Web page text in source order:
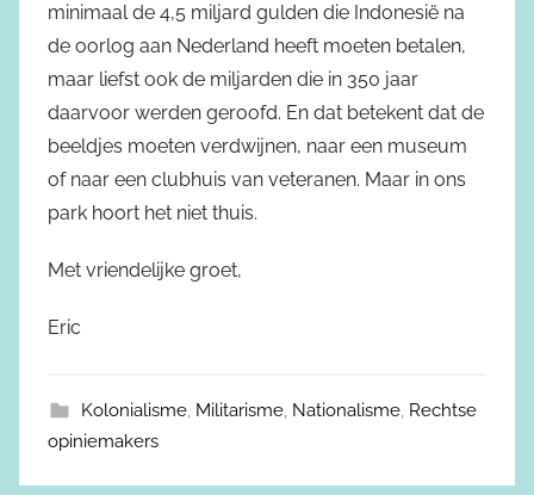
minimaal de 4,5 miljard gulden die Indonesië na
de oorlog aan Nederland heeft moeten betalen,
maar liefst ook de miljarden die in 350 jaar
daarvoor werden geroofd. En dat betekent dat de
beeldjes moeten verdwijnen, naar een museum
of naar een clubhuis van veteranen. Maar in ons
park hoort het niet thuis.
Met vriendelijke groet,
Eric
Kolonialisme, Militarisme, Nationalisme, Rechtse
opiniemakers